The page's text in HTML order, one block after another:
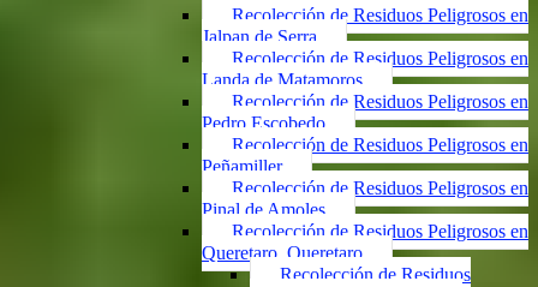
Recolección de Residuos Peligrosos en
Jalpan de Serra
Recolección de Residuos Peligrosos en
Landa de Matamoros
Recolección de Residuos Peligrosos en
Pedro Escobedo
Recolección de Residuos Peligrosos en
Peñamiller
Recolección de Residuos Peligrosos en
Pinal de Amoles
Recolección de Residuos Peligrosos en
Queretaro, Queretaro
Recolección de Residuos